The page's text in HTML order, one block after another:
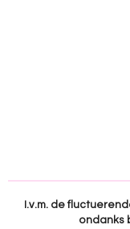
I.v.m. de
ondanks